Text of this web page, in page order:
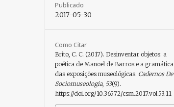
Publicado
2017-05-30
Como Citar
Brito, C. C. (2017). Desinventar objetos: a
poética de Manoel de Barros e a gramática
das exposições museológicas. Cadernos De
Sociomuseologia, 53(9).
https://doi.org/10.36572/csm.2017.vol.53.11